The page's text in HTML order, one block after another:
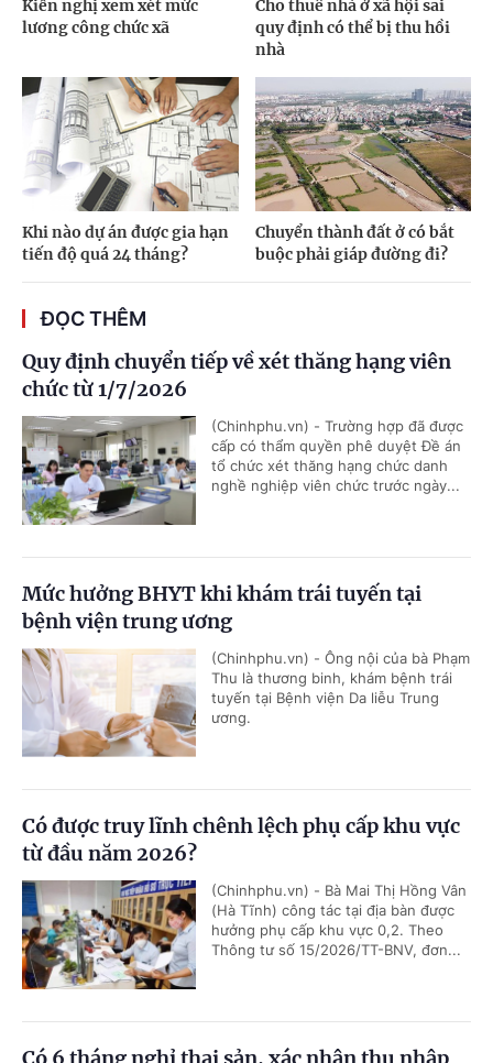
Kiến nghị xem xét mức
lương công chức xã
Cho thuê nhà ở xã hội sai
quy định có thể bị thu hồi
nhà
Khi nào dự án được gia hạn
tiến độ quá 24 tháng?
Chuyển thành đất ở có bắt
buộc phải giáp đường đi?
ĐỌC THÊM
Quy định chuyển tiếp về xét thăng hạng viên
chức từ 1/7/2026
(Chinhphu.vn) - Trường hợp đã được
cấp có thẩm quyền phê duyệt Đề án
tổ chức xét thăng hạng chức danh
nghề nghiệp viên chức trước ngày...
Mức hưởng BHYT khi khám trái tuyến tại
bệnh viện trung ương
(Chinhphu.vn) - Ông nội của bà Phạm
Thu là thương binh, khám bệnh trái
tuyến tại Bệnh viện Da liễu Trung
ương.
Có được truy lĩnh chênh lệch phụ cấp khu vực
từ đầu năm 2026?
(Chinhphu.vn) - Bà Mai Thị Hồng Vân
(Hà Tĩnh) công tác tại địa bàn được
hưởng phụ cấp khu vực 0,2. Theo
Thông tư số 15/2026/TT-BNV, đơn...